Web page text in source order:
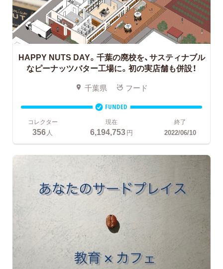
HAPPY NUTS DAY。千葉の廃校を、サスティナブル
なピーナッツバター工場に。初の実店舗も併設！
千葉県 フード
FUNDED
コレクター
356人
現在
6,194,753円
終了
2022/06/10